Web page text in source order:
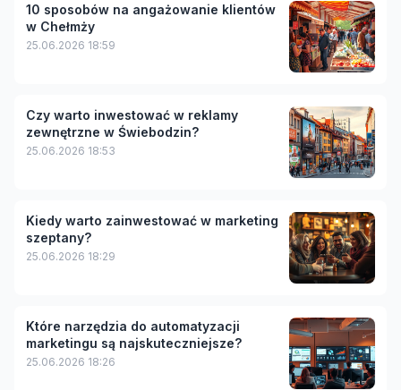
10 sposobów na angażowanie klientów
w Chełmży
25.06.2026 18:59
Czy warto inwestować w reklamy
zewnętrzne w Świebodzin?
25.06.2026 18:53
Kiedy warto zainwestować w marketing
szeptany?
25.06.2026 18:29
Które narzędzia do automatyzacji
marketingu są najskuteczniejsze?
25.06.2026 18:26